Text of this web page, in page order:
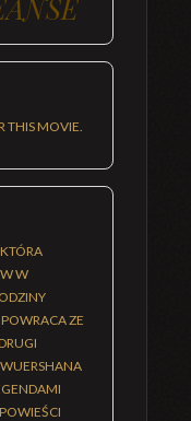
THIS MOVIE.
W
ZE